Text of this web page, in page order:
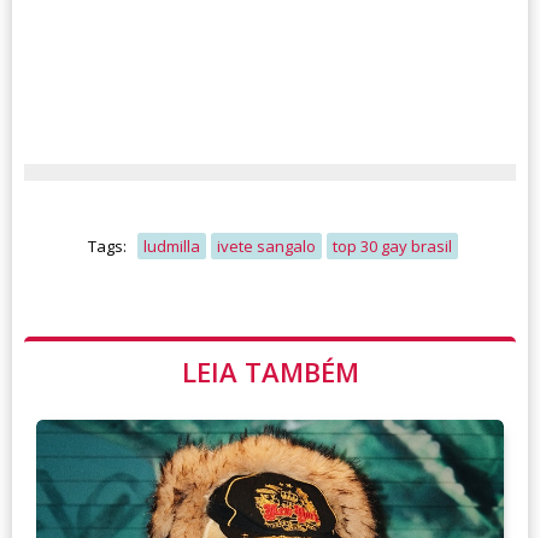
Tags: ludmilla ivete sangalo top 30 gay brasil
LEIA TAMBÉM